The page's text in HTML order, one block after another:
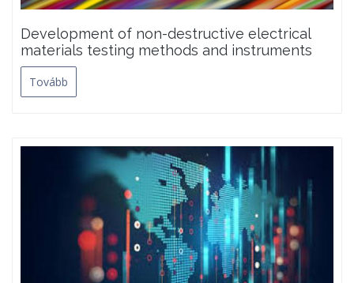
Development of non-destructive electrical
materials testing methods and instruments
Tovább